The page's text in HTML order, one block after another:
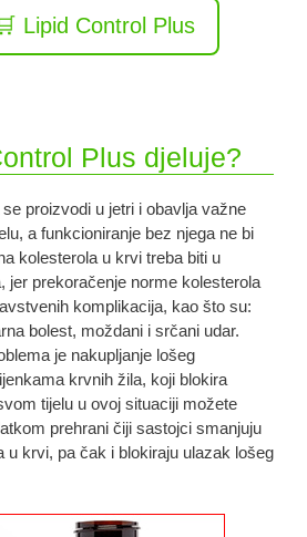
Lipid Control Plus
Plus djeluje?
proizvodi u jetri i obavlja važne
a funkcioniranje bez njega ne bi
kolesterola u krvi treba biti u
jer prekoračenje norme kolesterola
komplikacija, kao što su:
bolest, moždani i srčani udar.
je nakupljanje lošeg
krvnih žila, koji blokira
tijelu u ovoj situaciji možete
prehrani čiji sastojci smanjuju
u krvi, pa čak i blokiraju ulazak lošeg